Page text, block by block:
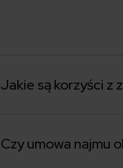
Jakie są korzyści z
Czy umowa najmu